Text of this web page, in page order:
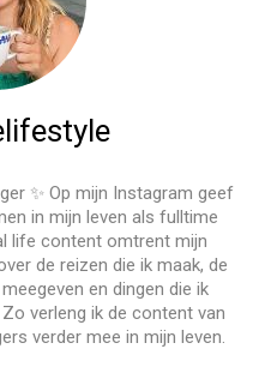
✨ Op mijn Instagram geef
in mijn leven als fulltime
life content omtrent mijn
de reizen die ik maak, de
en dingen die ik
verleng ik de content van
verder mee in mijn leven.